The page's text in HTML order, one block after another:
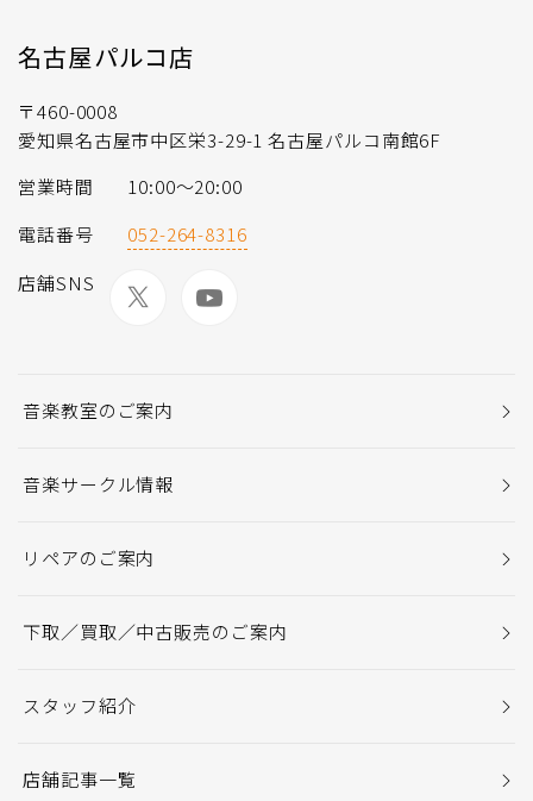
名古屋パルコ店
〒460-0008
愛知県名古屋市中区栄3-29-1 名古屋パルコ南館6F
営業時間
10:00～20:00
電話番号
052-264-8316
店舗SNS
音楽教室のご案内
音楽サークル情報
リペアのご案内
下取／買取／中古販売のご案内
スタッフ紹介
店舗記事一覧